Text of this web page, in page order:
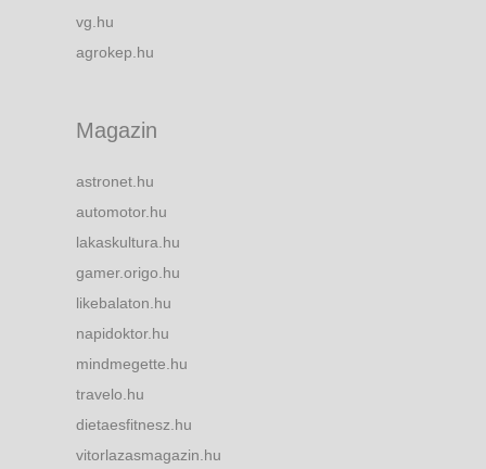
vg.hu
agrokep.hu
Magazin
astronet.hu
automotor.hu
lakaskultura.hu
gamer.origo.hu
likebalaton.hu
napidoktor.hu
mindmegette.hu
travelo.hu
dietaesfitnesz.hu
vitorlazasmagazin.hu